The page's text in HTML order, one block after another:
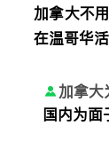
加拿大不
在温哥华
加拿大
国内为面